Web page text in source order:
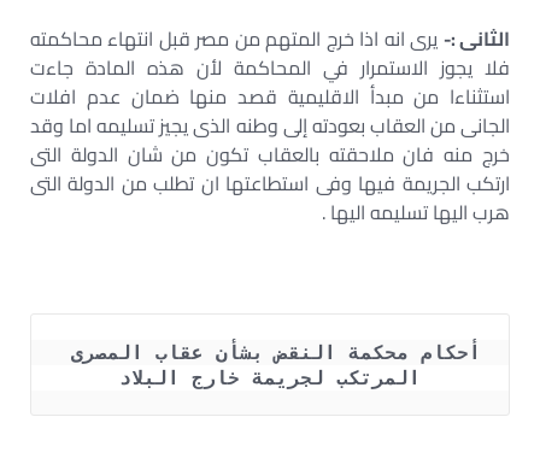
الثانى :-يرى انه اذا خرج المتهم من مصر قبل انتهاء محاكمته
فلا يجوز الاستمرار في المحاكمة لأن هذه المادة جاءت
استثناءا من مبدأ الاقليمية قصد منها ضمان عدم افلات
الجانى من العقاب بعودته إلى وطنه الذى يجيز تسليمه اما وقد
خرج منه فان ملاحقته بالعقاب تكون من شان الدولة التى
ارتكب الجريمة فيها وفى استطاعتها ان تطلب من الدولة التى
هرب اليها تسليمه اليها .
المرتكب لجريمة خارج البلاد